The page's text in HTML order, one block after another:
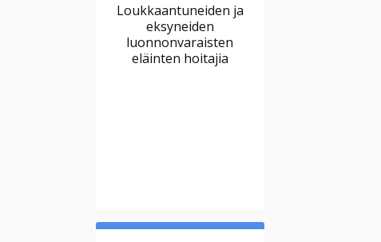
Loukkaantuneiden ja
eksyneiden
luonnonvaraisten
eläinten hoitajia